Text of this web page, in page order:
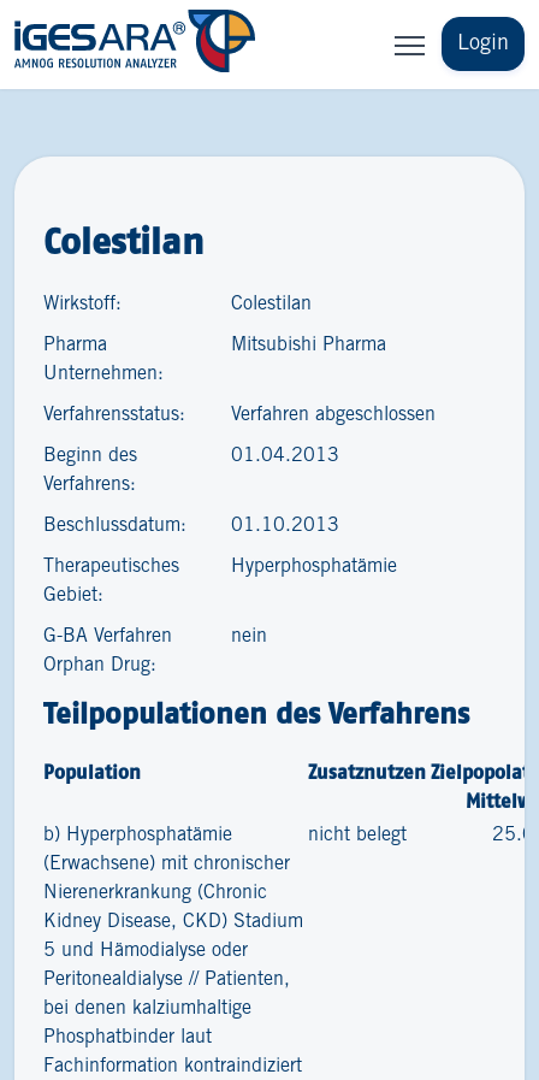
Login
Colestilan
Wirkstoff: Colestilan
Pharma
Unternehmen:
Mitsubishi Pharma
Verfahrensstatus: Verfahren abgeschlossen
Beginn des
Verfahrens:
01.04.2013
Beschlussdatum: 01.10.2013
Therapeutisches
Gebiet:
Hyperphosphatämie
G-BA Verfahren
Orphan Drug:
nein
Teilpopulationen des Verfahrens
Population Zusatznutzen
b) Hyperphosphatämie
(Erwachsene) mit chronischer
Nierenerkrankung (Chronic
Kidney Disease, CKD) Stadium
5 und Hämodialyse oder
Peritonealdialyse // Patienten,
bei denen kalziumhaltige
Phosphatbinder laut
Fachinformation kontraindiziert
nicht belegt